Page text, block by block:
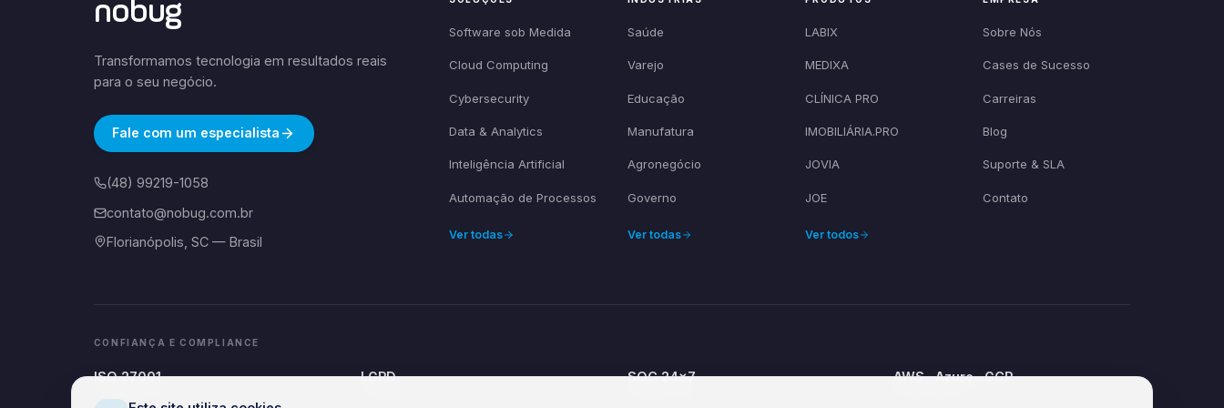
nobug
Transformamos tecnologia em resultados reais
para o seu negócio.
Fale com um especialista
(48) 99219-1058
contato@nobug.com.br
Florianópolis, SC — Brasil
Software sob Medida
Cloud Computing
Cybersecurity
Data & Analytics
Inteligência Artificial
Automação de Processos
Ver todas
Saúde
Varejo
Educação
Manufatura
Agronegócio
Governo
Ver todas
LABIX
MEDIXA
CLÍNICA PRO
IMOBILIÁRIA.PRO
JOVIA
JOE
Ver todos
Sobre Nós
Cases de Sucesso
Carreiras
Blog
Suporte & SLA
Contato
CONFIANÇA E COMPLIANCE
ISO 27001 LGPD SOC 24×7 AWS · Azure · GCP